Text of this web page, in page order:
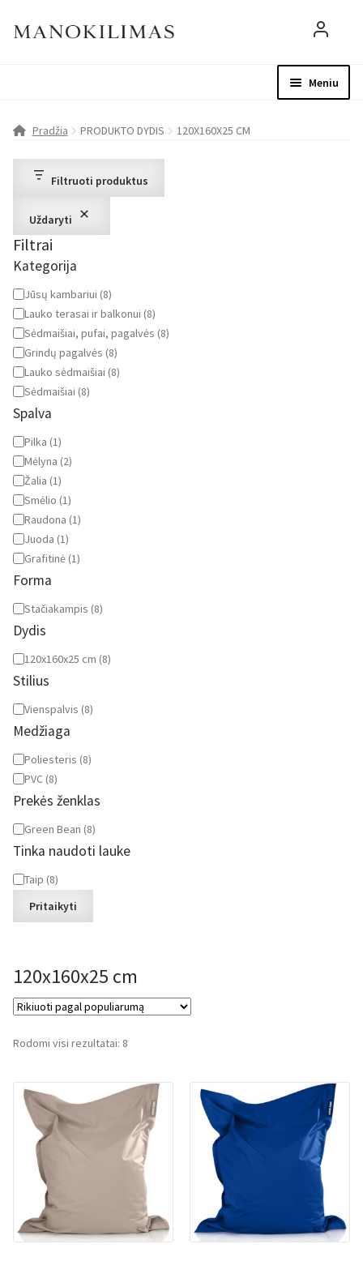
Meniu
D.U.K.
Apie mus
Paskyra
Pradžia PRODUKTO DYDIS 120X160X25 CM
120x160x25 cm
Rodomi visi rezultatai: 8
Filtruoti produktus
Uždaryti
Filtrai
Kategorija
Kategorija
Jūsų kambariui (8)
Lauko terasai ir balkonui (8)
Sėdmaišiai, pufai, pagalvės (8)
Grindų pagalvės (8)
Lauko sėdmaišiai (8)
Sėdmaišiai (8)
Spalva
Spalva
Pilka (1)
Mėlyna (2)
Žalia (1)
Smėlio (1)
Raudona (1)
Juoda (1)
Grafitinė (1)
Forma
Forma
Stačiakampis (8)
Dydis
Dydis
120x160x25 cm (8)
Stilius
Stilius
Vienspalvis (8)
Medžiaga
Medžiaga
Poliesteris (8)
PVC (8)
Prekės ženklas
Prekės
ženklas
Green Bean (8)
Tinka naudoti lauke
Tinka
lauke
Taip (8)
Pritaikyti